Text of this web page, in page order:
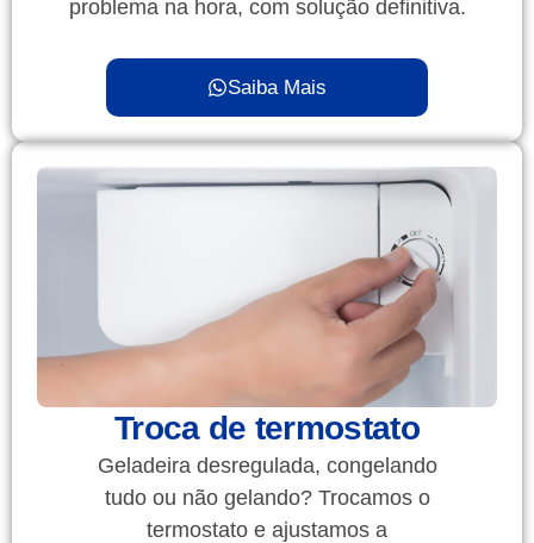
problema na hora, com solução definitiva.
Saiba Mais
Troca de termostato
Geladeira desregulada, congelando
tudo ou não gelando? Trocamos o
termostato e ajustamos a